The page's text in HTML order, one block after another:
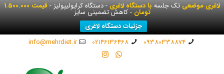
لاغری موضعیتک جلسهبا دستگاه لاغری- دستگاه کرایولیپولیز - قیمت 1.500.000
تومان- کاهش تضمینی سایز
جزئیات دستگاه لاغری
09380338874
02146136468
info@mehrdiet.ir